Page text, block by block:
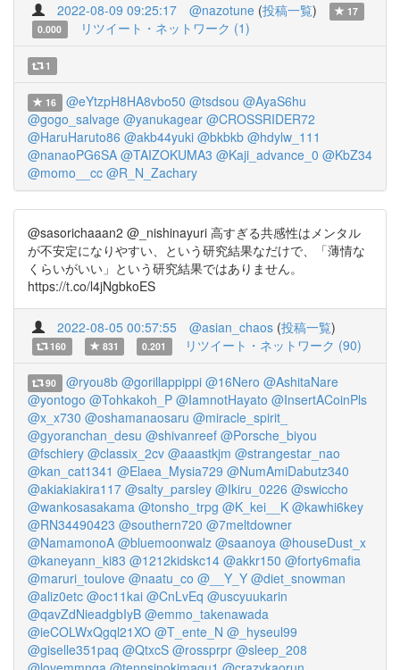
2022-08-09 09:25:17 @nazotune (投稿一覧)
17
0.000
リツイート・ネットワーク (1)
1
16 @eYtzpH8HA8vbo50 @tsdsou @AyaS6hu
@gogo_salvage @yanukagear @CROSSRIDER72
@HaruHaruto86 @akb44yuki @bkbkb @hdylw_111
@nanaoPG6SA @TAIZOKUMA3 @Kaji_advance_0 @KbZ34
@momo__cc @R_N_Zachary
@sasorichaaan2 @_nishinayuri 高すぎる共感性はメンタル
が不安定になりやすい、という研究結果なだけで、「薄情な
くらいがいい」という研究結果ではありません。
https://t.co/l4jNgbkoES
2022-08-05 00:57:55 @asian_chaos (投稿一覧)
160 831 0.201 リツイート・ネットワーク (90)
90 @ryou8b @gorillappippi @16Nero @AshitaNare
@yontogo @Tohkakoh_P @IamnotHayato @InsertACoinPls
@x_x730 @oshamanaosaru @miracle_spirit_
@gyoranchan_desu @shivanreef @Porsche_biyou
@fschiery @classix_2cv @aaastkjm @strangestar_nao
@kan_cat1341 @Elaea_Mysia729 @NumAmiDabutz340
@akiakiakira117 @salty_parsley @Ikiru_0226 @swiccho
@wankosasakama @tonsho_trpg @K_kei__K @kawhi6key
@RN34490423 @southern720 @7meltdowner
@NamamonoA @bluemoonwalz @saanoya @houseDust_x
@kaneyann_ki83 @1212kidskc14 @akkr150 @forty6mafia
@maruri_toulove @naatu_co @__Y_Y @diet_snowman
@aliz0etc @oc11kai @CnLvEq @uscyuukarin
@qavZdNieadgbIyB @emmo_takenawada
@ieCOLWxQgql21XO @T_ente_N @_hyseul99
@giselle351paq @QtxcS @rossprpr @sleep_208